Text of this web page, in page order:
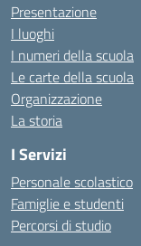
Presentazione
I luoghi
I numeri della scuola
Le carte della scuola
Organizzazione
La storia
I Servizi
Personale scolastico
Famiglie e studenti
Percorsi di studio